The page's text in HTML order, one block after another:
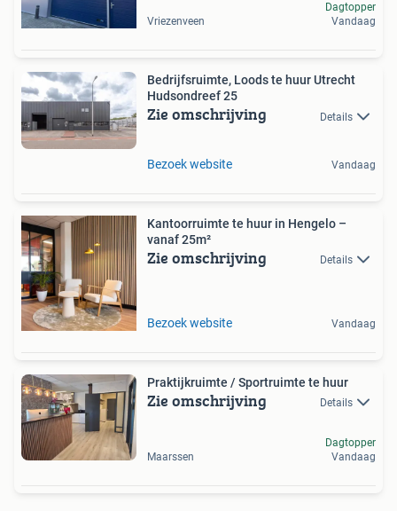
Vriezenveen
Dagtopper
Vandaag
Bedrijfsruimte, Loods te huur Utrecht
Hudsondreef 25
Zie omschrijving Details
Bezoek website Vandaag
Kantoorruimte te huur in Hengelo –
vanaf 25m²
Zie omschrijving Details
Bezoek website Vandaag
Praktijkruimte / Sportruimte te huur
Zie omschrijving Details
Maarssen
Dagtopper
Vandaag